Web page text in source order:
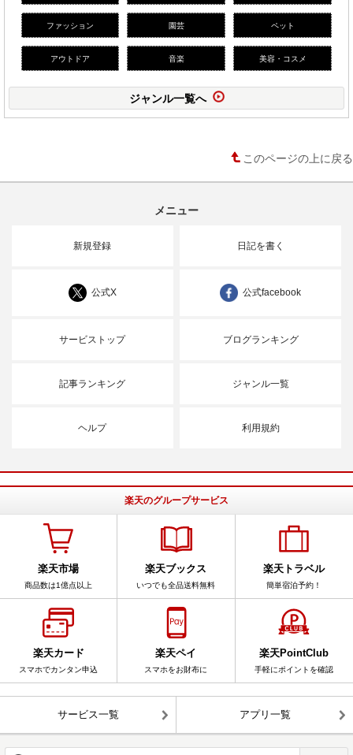
ファッション 園芸 ペット
アウトドア 音楽 美容・コスメ
ジャンル一覧へ
このページの上に戻る
メニュー
新規登録 日記を書く
公式X 公式facebook
サービストップ ブログランキング
記事ランキング ジャンル一覧
ヘルプ 利用規約
楽天のグループサービス
楽天市場
商品数は1億点以上
楽天ブックス
いつでも全品送料無料
楽天トラベル
簡単宿泊予約！
楽天カード
スマホでカンタン申込
楽天ペイ
スマホをお財布に
楽天PointClub
手軽にポイントを確認
サービス一覧 アプリ一覧